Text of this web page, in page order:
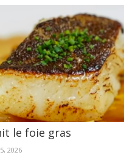
le foie gras
2026